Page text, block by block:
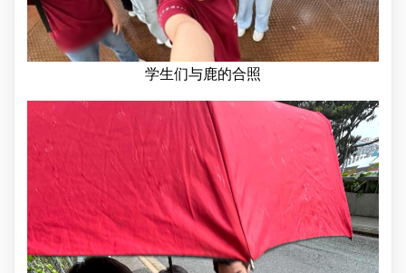
学生们与鹿的合照